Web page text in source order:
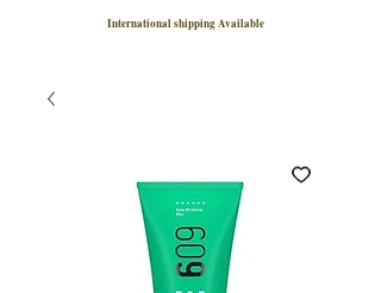
International shipping Available